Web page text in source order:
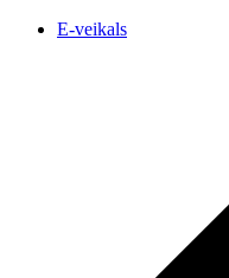
E-veikals